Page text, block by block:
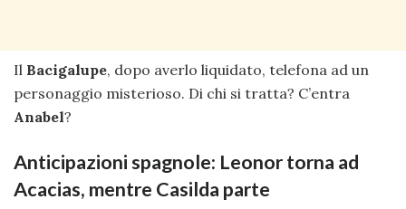
Il Bacigalupe, dopo averlo liquidato, telefona ad un
personaggio misterioso. Di chi si tratta? C’entra
Anabel?
Anticipazioni spagnole: Leonor torna ad
Acacias, mentre Casilda parte